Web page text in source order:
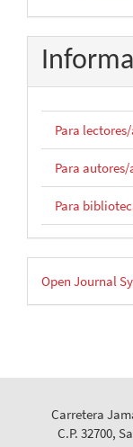
Para
Para autores/
Para
por
Open Journal
Carretera
C.P. 32700,